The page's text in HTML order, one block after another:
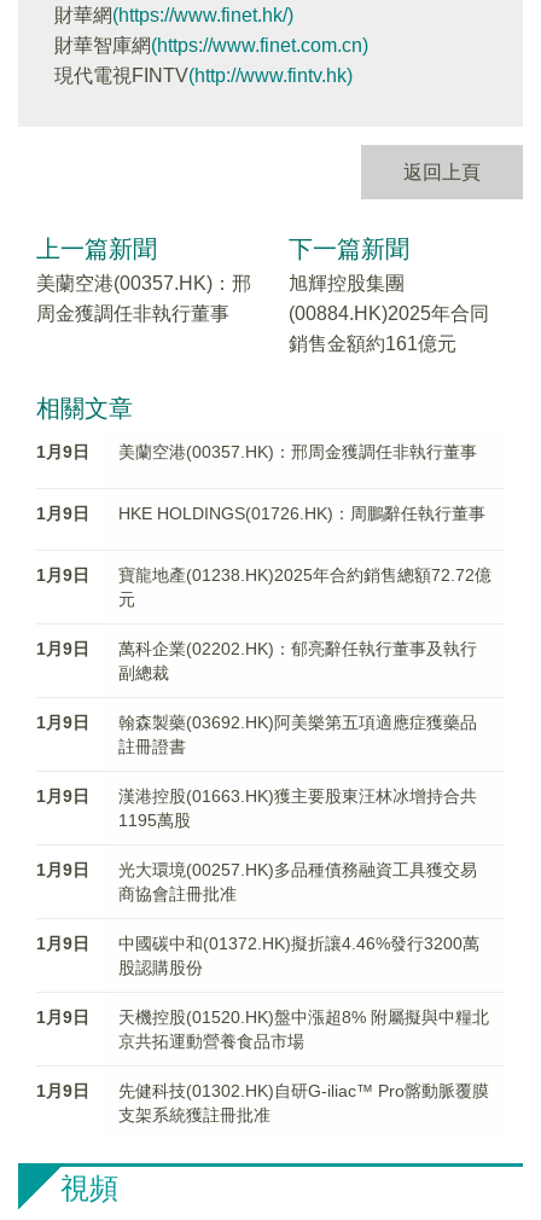
財華網(https://www.finet.hk/)
財華智庫網(https://www.finet.com.cn)
現代電視FINTV(http://www.fintv.hk)
返回上頁
上一篇新聞
美蘭空港(00357.HK)：邢
周金獲調任非執行董事
下一篇新聞
旭輝控股集團
(00884.HK)2025年合同
銷售金額約161億元
相關文章
1月9日 美蘭空港(00357.HK)：邢周金獲調任非執行董事
1月9日 HKE HOLDINGS(01726.HK)：周鵬辭任執行董事
1月9日
寶龍地產(01238.HK)2025年合約銷售總額72.72億
元
1月9日
萬科企業(02202.HK)：郁亮辭任執行董事及執行
副總裁
1月9日
翰森製藥(03692.HK)阿美樂第五項適應症獲藥品
註冊證書
1月9日
漢港控股(01663.HK)獲主要股東汪林冰增持合共
1195萬股
1月9日
光大環境(00257.HK)多品種債務融資工具獲交易
商協會註冊批准
1月9日
中國碳中和(01372.HK)擬折讓4.46%發行3200萬
股認購股份
1月9日
天機控股(01520.HK)盤中漲超8% 附屬擬與中糧北
京共拓運動營養食品市場
1月9日
先健科技(01302.HK)自研G-iliac™ Pro髂動脈覆膜
支架系統獲註冊批准
視頻